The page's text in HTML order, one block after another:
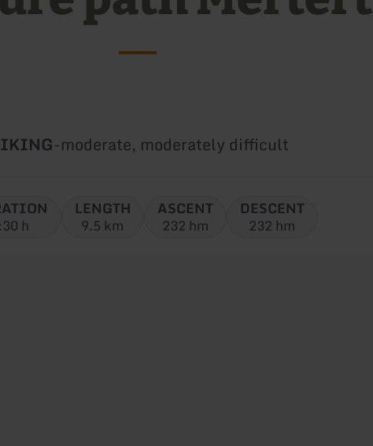
-Difficulty:
moderate, moderately difficult
h
LENGTH
9.5 km
ASCENT
232 hm
DESCENT
232 hm